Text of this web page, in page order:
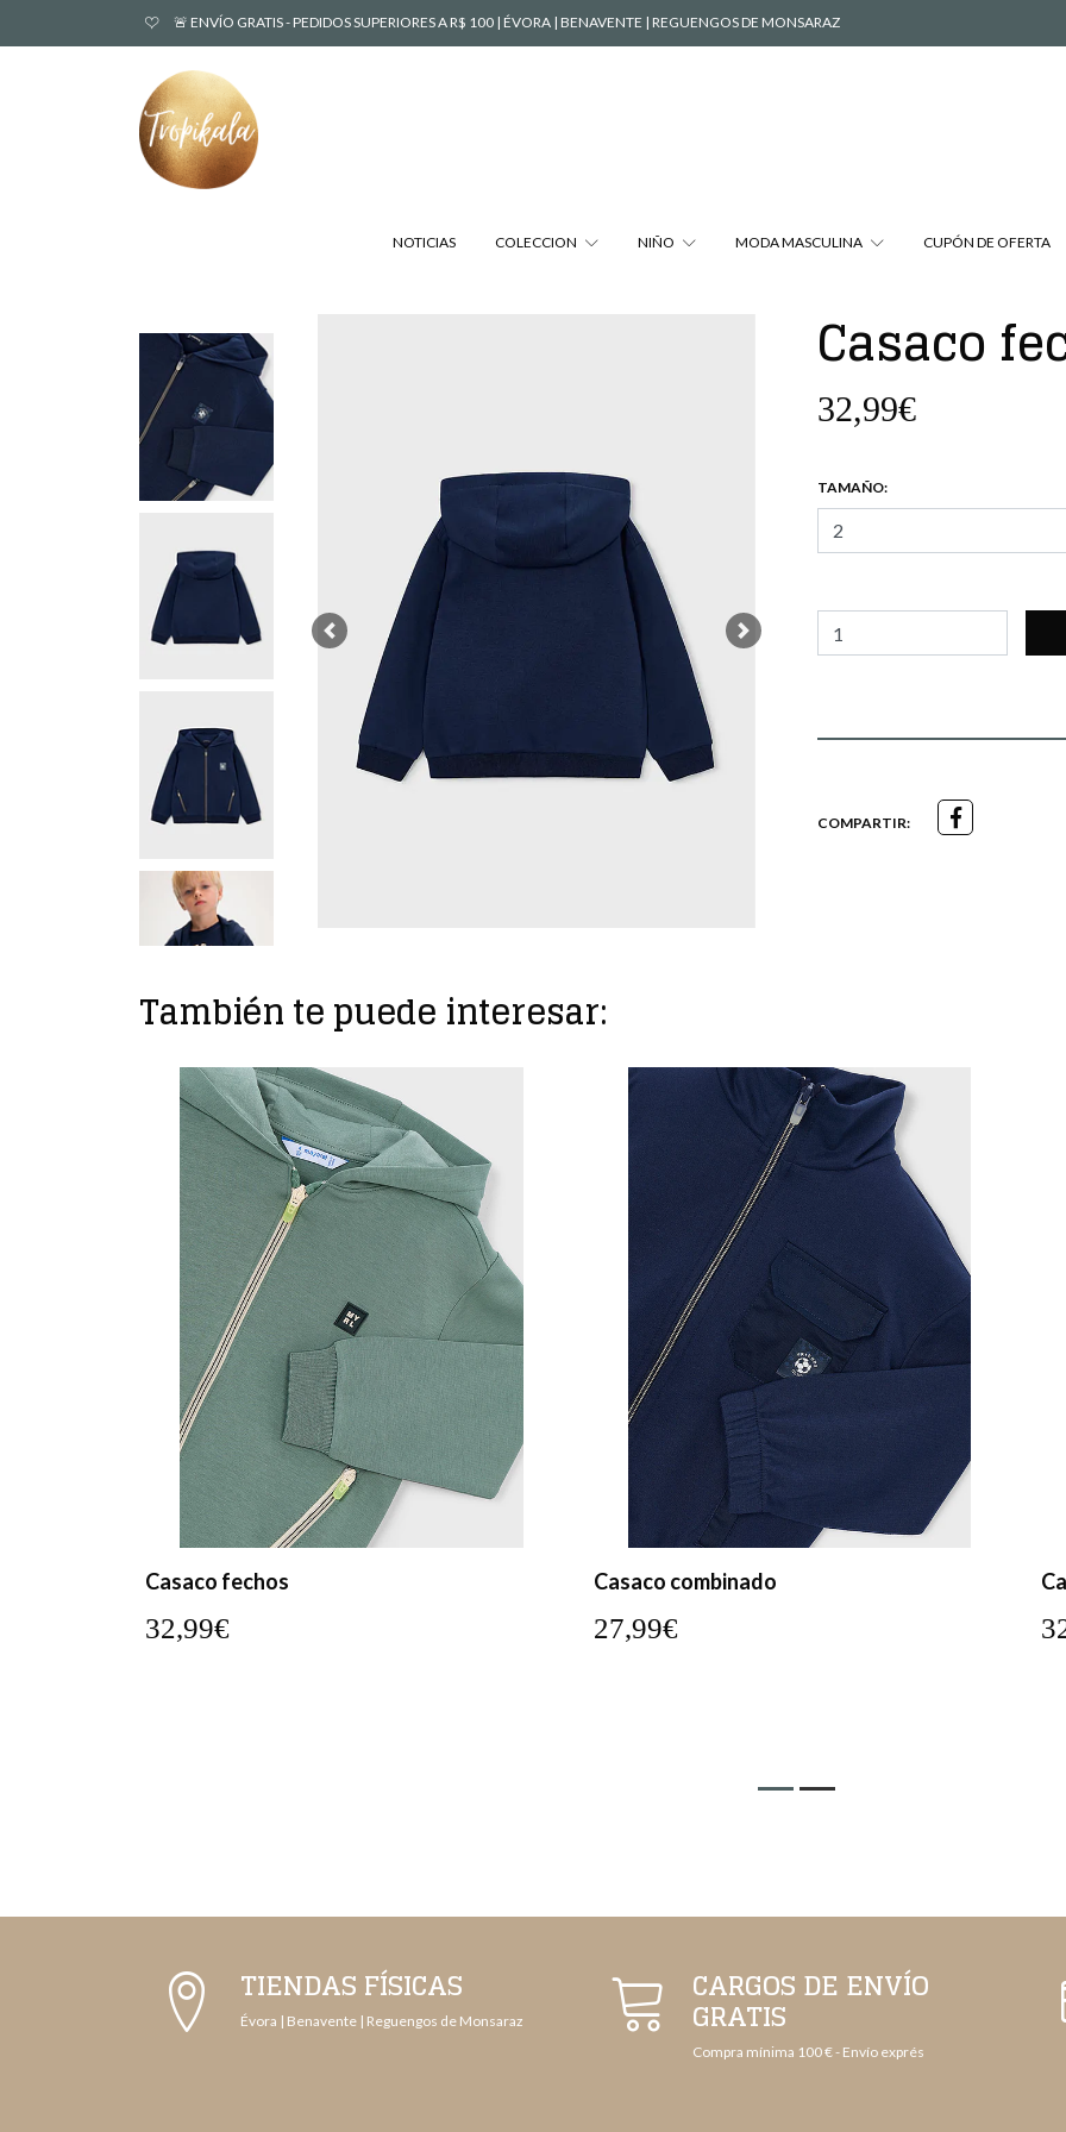
🚨 ENVÍO GRATIS - PEDIDOS SUPERIORES A R$ 100 | ÉVORA | BENAVENTE | REGUENGOS DE MONSARAZ
NOTICIAS COLECCION NIÑO MODA MASCULINA CUPÓN DE OFERTA
Previous Next
Casaco
32,99€
TAMAÑO:
COMPARTIR:
También te puede interesar:
Casaco combinado
27,99€
Casaco combinado
32,99€
TIENDAS FÍSICAS
Évora | Benavente | Reguengos de Monsaraz
CARGOS DE ENVÍO
GRATIS
Compra mínima 100 € - Envío exprés